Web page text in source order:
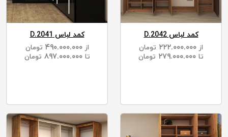
کمد لباس D.2042
از
تومان
تا
تومان
کمد لباس D.2041
از ۴۹۰.۰۰۰.۰۰۰
تومان
تا ۸۹۷.۰۰۰.۰۰۰ تومان